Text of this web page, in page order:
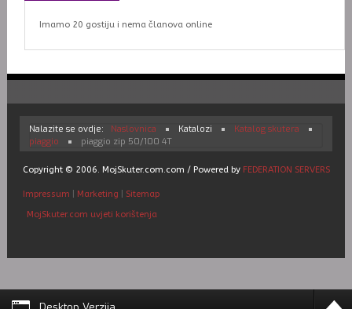
Imamo 20 gostiju i nema članova online
Nalazite se ovdje: Naslovnica Katalozi
Katalog skutera
piaggio
piaggio zip 50/100 4T
Copyright © 2006. MojSkuter.com.com / Powered by FEDERATION SERVERS
Impressum Marketing
Sitemap
MojSkuter.com uvjeti korištenja